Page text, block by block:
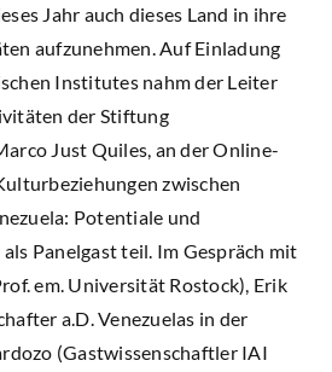
Jahr auch dieses Land in ihre
aufzunehmen. Auf Einladung
Institutes nahm der Leiter
der Stiftung
Just Quiles, an der Online-
zwischen
Potentiale und
Panelgast teil. Im Gespräch mit
em. Universität Rostock), Erik
a.D. Venezuelas in der
(Gastwissenschaftler IAI